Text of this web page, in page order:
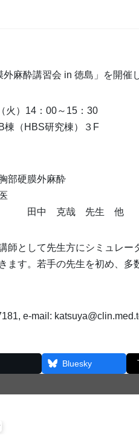
麻酔講習会 in 徳島」を開催
火）14：00～15：30
棟（HBS研究棟）３F
部硬膜外麻酔
科 田中 克哉 先生 他
師として先生方にシミュレー
ます。若手の先生を初め、多
e-mail:
Bluesky